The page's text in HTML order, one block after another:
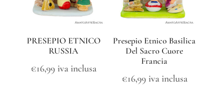
PRESEPIO ETNICO
RUSSIA
€16,99 iva inclusa
Presepio Etnico Basilica
Del Sacro Cuore
Francia
€16,99 iva inclusa